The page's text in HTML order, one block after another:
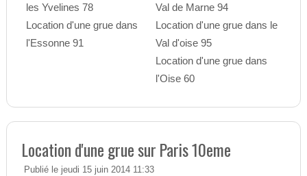
les Yvelines 78
Location d'une grue dans
l'Essonne 91
Val de Marne 94
Location d'une grue dans le
Val d'oise 95
Location d'une grue dans
l'Oise 60
Location d'une grue sur Paris 10eme
Publié le jeudi 15 juin 2014 11:33